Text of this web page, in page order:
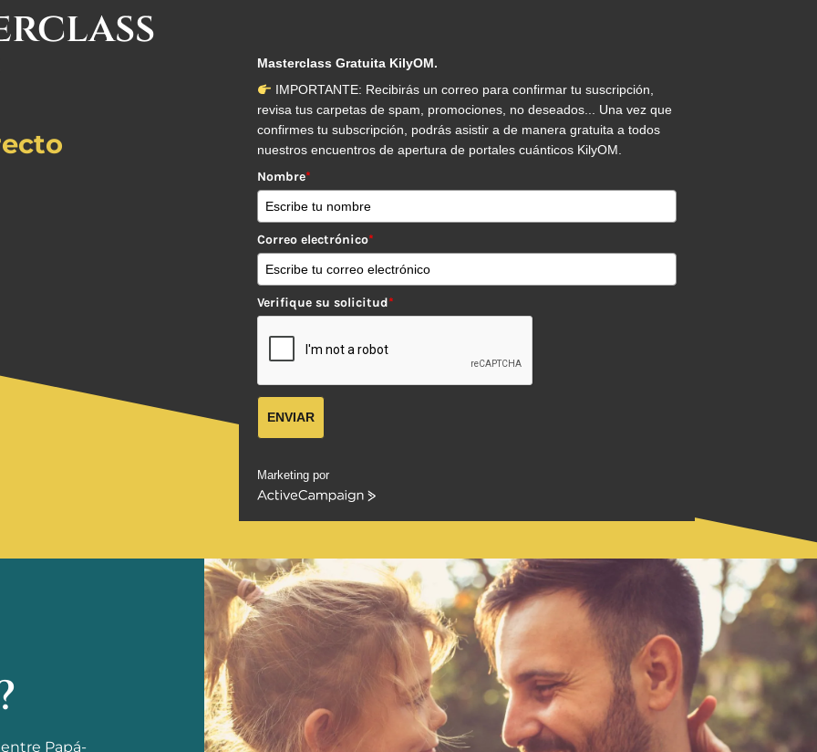
Masterclass Gratuita KilyOM.
IMPORTANTE: Recibirás un correo para confirmar tu suscripción,
revisa tus carpetas de spam, promociones, no deseados... Una vez que
confirmes tu subscripción, podrás asistir a de manera gratuita a todos
nuestros encuentros de apertura de portales cuánticos KilyOM.
Nombre*
Correo electrónico*
Verifique su solicitud*
ENVIAR
Marketing por
ActiveCampaign
Papá-